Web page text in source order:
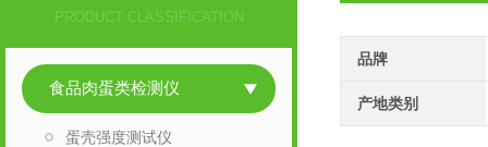
品牌
产地类别
PRODUCT CLASSIFICATION
食品肉蛋类检测仪
蛋壳强度测试仪